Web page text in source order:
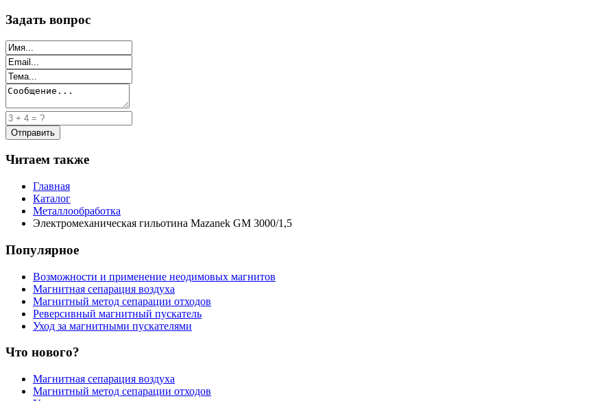
Задать вопрос
Читаем также
Главная
Каталог
Металлообработка
Электромеханическая гильотина Mazanek GM 3000/1,5
Популярное
Возможности и применение неодимовых магнитов
Магнитная сепарация воздуха
Магнитный метод сепарации отходов
Реверсивный магнитный пускатель
Уход за магнитными пускателями
Что нового?
Магнитная сепарация воздуха
Магнитный метод сепарации отходов